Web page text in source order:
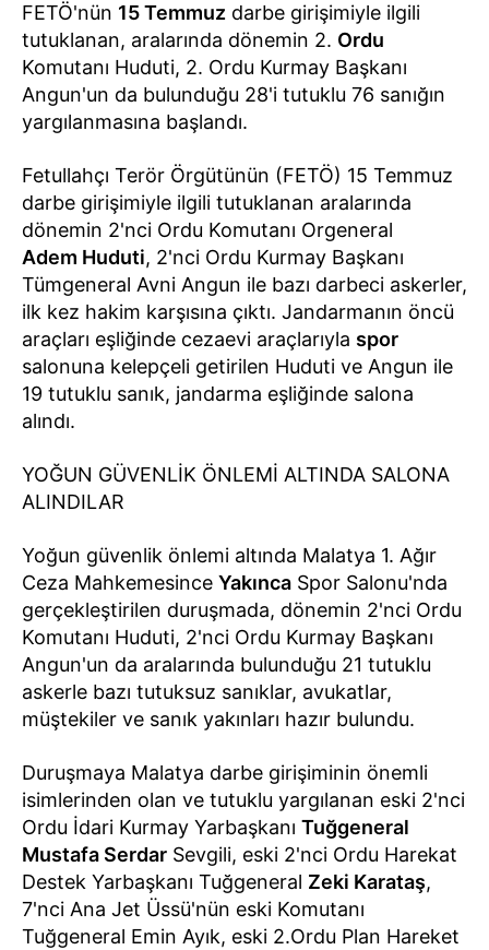
FETÖ'nün 15 Temmuz darbe girişimiyle ilgili
tutuklanan, aralarında dönemin 2. Ordu
Komutanı Huduti, 2. Ordu Kurmay Başkanı
Angun'un da bulunduğu 28'i tutuklu 76 sanığın
yargılanmasına başlandı.
Fetullahçı Terör Örgütünün (FETÖ) 15 Temmuz
darbe girişimiyle ilgili tutuklanan aralarında
dönemin 2'nci Ordu Komutanı Orgeneral
Adem Huduti, 2'nci Ordu Kurmay Başkanı
Tümgeneral Avni Angun ile bazı darbeci askerler,
ilk kez hakim karşısına çıktı. Jandarmanın öncü
araçları eşliğinde cezaevi araçlarıyla spor
salonuna kelepçeli getirilen Huduti ve Angun ile
19 tutuklu sanık, jandarma eşliğinde salona
alındı.
YOĞUN GÜVENLİK ÖNLEMİ ALTINDA SALONA
ALINDILAR
Yoğun güvenlik önlemi altında Malatya 1. Ağır
Ceza Mahkemesince Yakınca Spor Salonu'nda
gerçekleştirilen duruşmada, dönemin 2'nci Ordu
Komutanı Huduti, 2'nci Ordu Kurmay Başkanı
Angun'un da aralarında bulunduğu 21 tutuklu
askerle bazı tutuksuz sanıklar, avukatlar,
müştekiler ve sanık yakınları hazır bulundu.
Duruşmaya Malatya darbe girişiminin önemli
isimlerinden olan ve tutuklu yargılanan eski 2'nci
Ordu İdari Kurmay Yarbaşkanı Tuğgeneral
Mustafa Serdar Sevgili, eski 2'nci Ordu Harekat
Destek Yarbaşkanı Tuğgeneral Zeki Karataş,
7'nci Ana Jet Üssü'nün eski Komutanı
Tuğgeneral Emin Ayık, eski 2.Ordu Plan Hareket